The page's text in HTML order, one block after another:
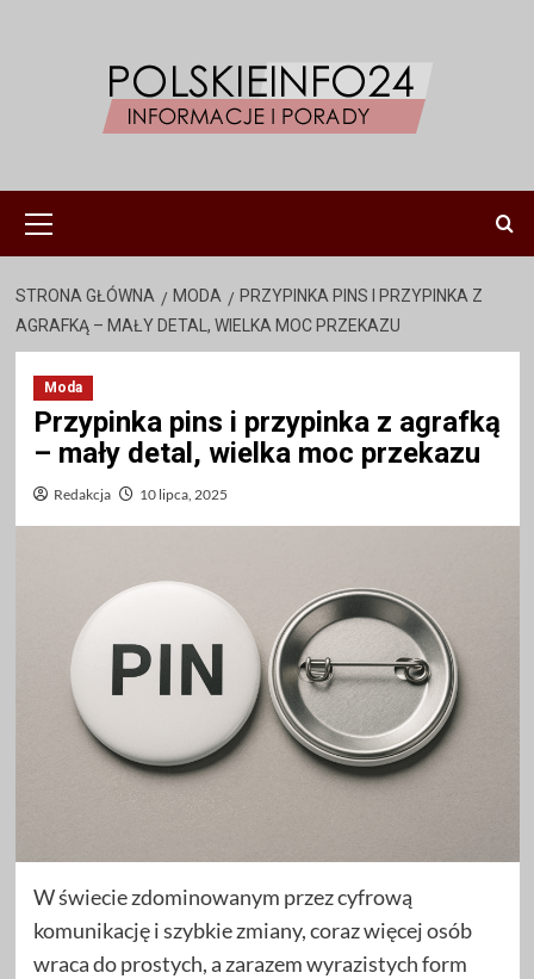
główne
STRONA GŁÓWNA MODA
PRZYPINKA PINS I PRZYPINKA Z
AGRAFKĄ – MAŁY DETAL, WIELKA MOC PRZEKAZU
Moda
Przypinka pins i przypinka z agrafką
– mały detal, wielka moc przekazu
Redakcja 10 lipca, 2025
W świecie zdominowanym przez cyfrową
komunikację i szybkie zmiany, coraz więcej osób
wraca do prostych, a zarazem wyrazistych form